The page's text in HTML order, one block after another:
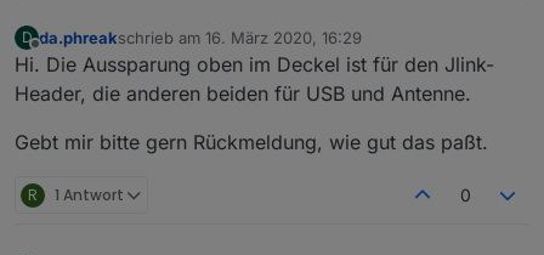
D
Offline
da.phreakschrieb am 16. März 2020, 16:29
zuletzt editiert von
Hi. Die Aussparung oben im Deckel ist für den Jlink-
Header, die anderen beiden für USB und Antenne.
Gebt mir bitte gern Rückmeldung, wie gut das paßt.
R 1 Antwort 0